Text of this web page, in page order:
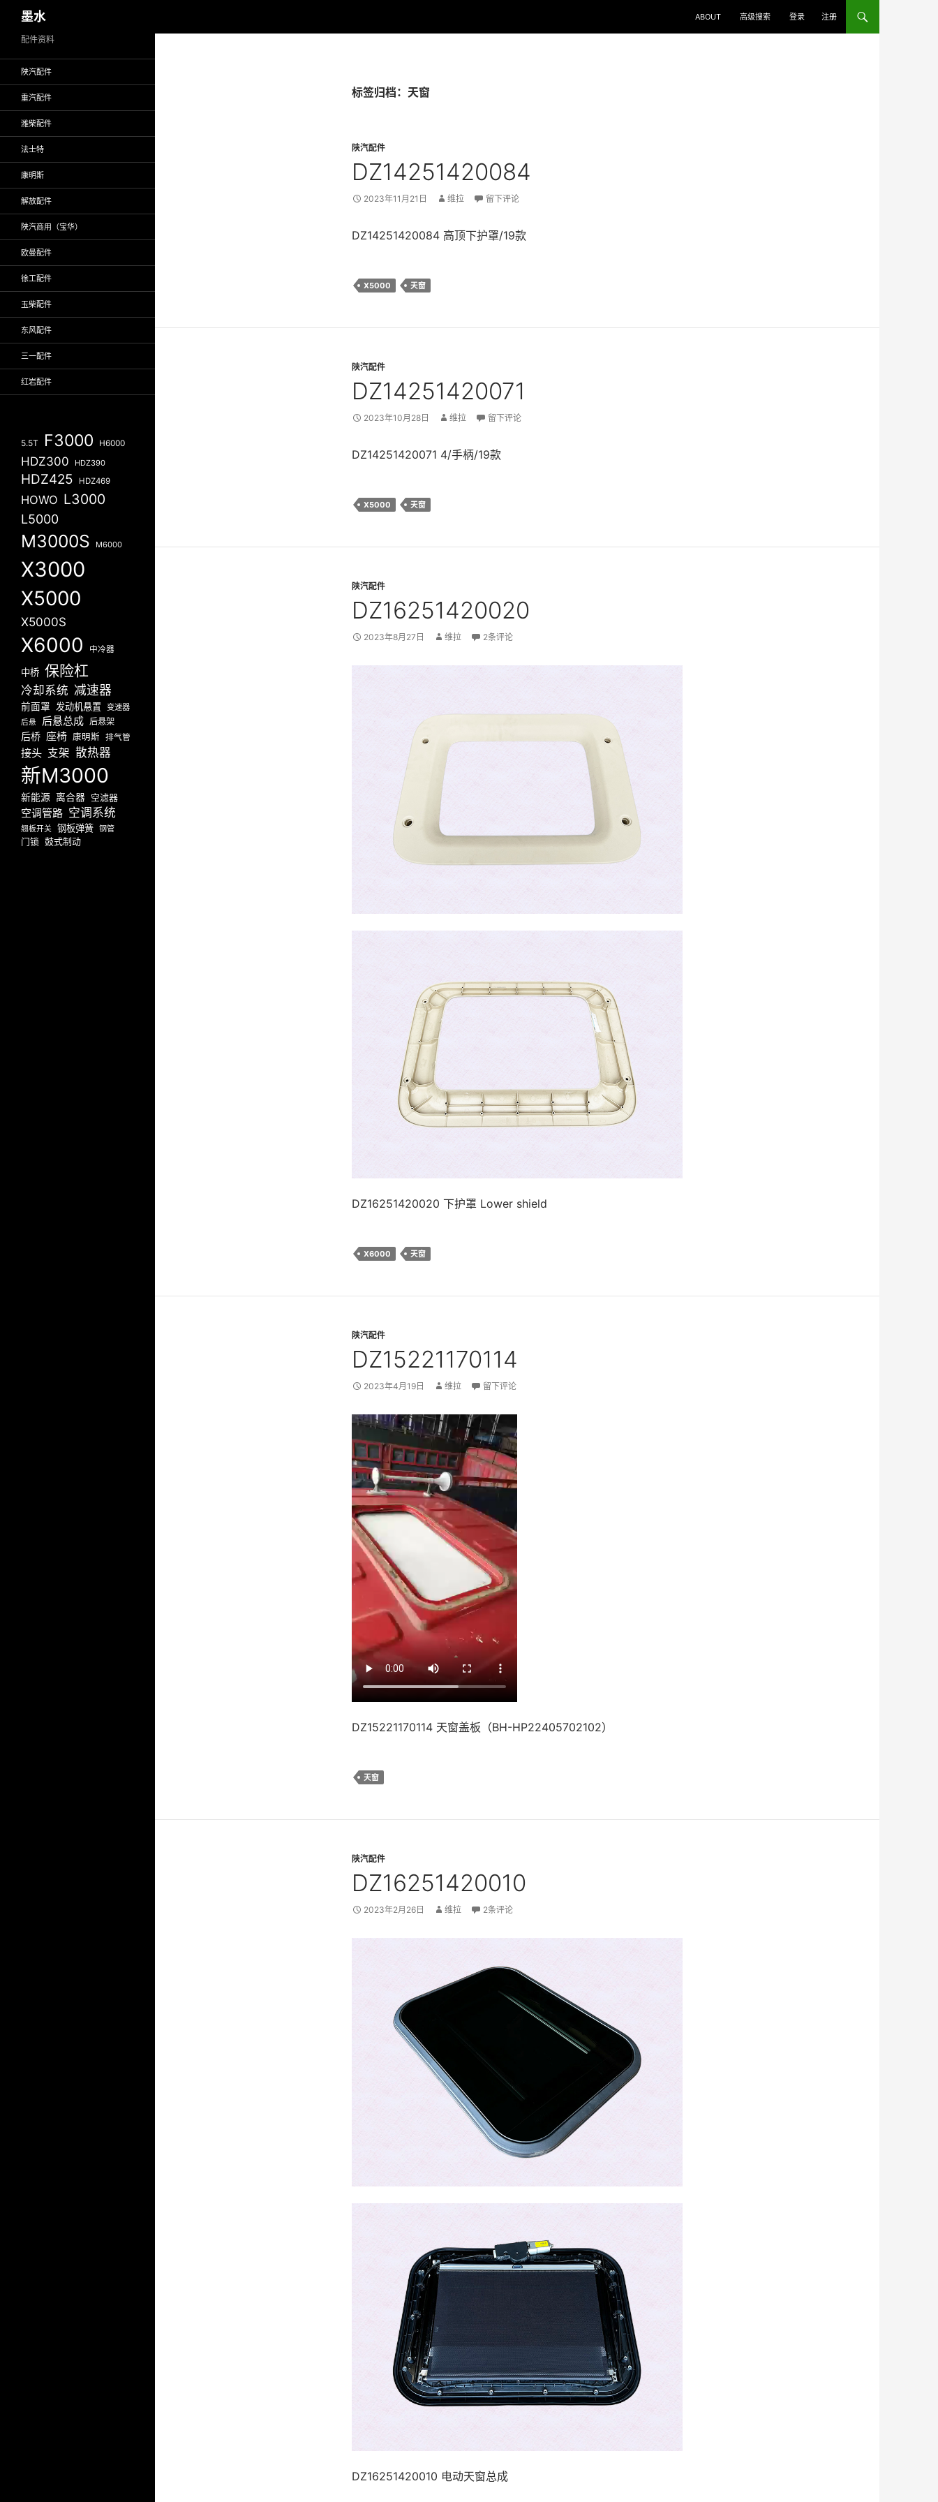
至
墨水 ABOUT 高级搜索 登录 注册
标签归档：天窗
陕汽配件
DZ14251420084
2023年11月21日 维拉 留下评论
DZ14251420084 高顶下护罩/19款
X5000 天窗
陕汽配件
DZ14251420071
2023年10月28日 维拉 留下评论
DZ14251420071 4/手柄/19款
X5000 天窗
陕汽配件
DZ16251420020
2023年8月27日 维拉 2条评论
DZ16251420020 下护罩 Lower shield
X6000 天窗
陕汽配件
DZ15221170114
2023年4月19日 维拉 留下评论
DZ15221170114 天窗盖板（BH-HP22405702102）
天窗
陕汽配件
DZ16251420010
2023年2月26日 维拉 2条评论
DZ16251420010 电动天窗总成
配件资料
陕汽配件
重汽配件
潍柴配件
法士特
康明斯
解放配件
陕汽商用（宝华）
欧曼配件
徐工配件
玉柴配件
东风配件
三一配件
红岩配件
5.5T F3000 H6000
HDZ300 HDZ390
HDZ425 HDZ469
HOWO L3000
L5000
M3000S M6000
X3000
X5000
X5000S
X6000 中冷器
中桥 保险杠
冷却系统 减速器
前面罩 发动机悬置 变速器
后悬 后悬总成 后悬架
后桥 座椅 康明斯 排气管
接头 支架 散热器
新M3000
新能源 离合器 空滤器
空调管路 空调系统
翘板开关 钢板弹簧 钢管
门锁 鼓式制动